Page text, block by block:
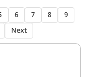
पोटेशियम और आयरन
6 7 8
9
Next